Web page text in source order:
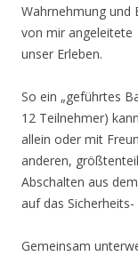
Wahrnehmung und
von mir
unser Erleben.
So ein „geführtes
12 Teilnehmer)
allein oder mit
anderen,
Abschalten aus
auf das
Gemeinsam